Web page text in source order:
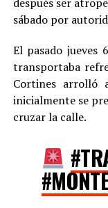
sábado por
El pasado jueves
transportaba
Cortines arrolló
inicialmente se
cruzar la calle.